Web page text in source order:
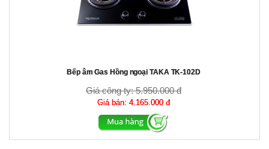
Bếp âm Gas Hồng ngoại TAKA TK-102D
Giá công ty:5.950.000 đ
Giá bán: 4.165.000 đ